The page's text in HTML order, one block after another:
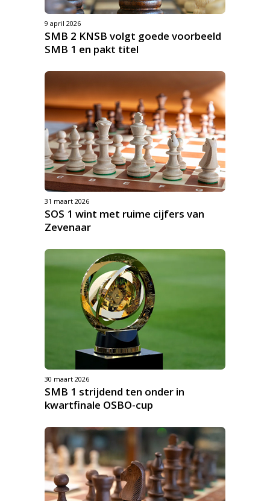
9 april 2026
SMB 2 KNSB volgt goede voorbeeld
SMB 1 en pakt titel
31 maart 2026
SOS 1 wint met ruime cijfers van
Zevenaar
30 maart 2026
SMB 1 strijdend ten onder in
kwartfinale OSBO-cup